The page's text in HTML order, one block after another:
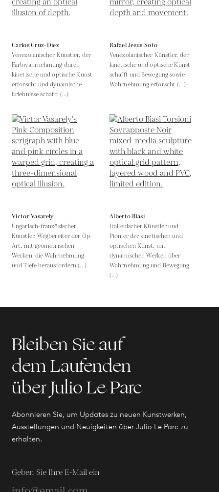
Carlos Cruz-Diez
Venezolanischer Künstler, der
Farbwahrnehmung durch
kinetische und optische Kunst
erforscht und dynamische
Erlebnisse schafft (...)
Rafael Jesus Soto
Venezolanischer Künstler, der
kinetische und optische Kunst
schafft und Bewegung sowie
Wahrnehmung erforscht (...)
Victor Vasarely
Ungarisch-französischer
Künstler, Wegbereiter der Op-
Art, mit geometrischen
Werken, die Wahrnehmung
und Tiefe herausfordern (...)
Alberto Biasi
Italienischer Künstler und
Pionier der kinetischen und
optischen Kunst, mit
dynamischen Werken über
Wahrnehmung und Bewegung
(...)
Bleiben Sie auf
dem Laufenden
über Julio Le Parc
Abonnieren Sie, um Updates zu neuen Kunstwerken,
Ausstellungen und Neuigkeiten über Julio Le Parc zu
erhalten.
Geben Sie Ihre E-Mail ein